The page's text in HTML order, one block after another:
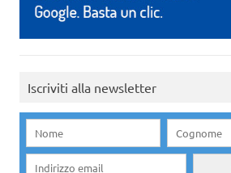
Iscriviti alla newsletter